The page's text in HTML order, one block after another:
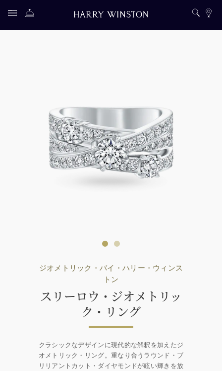
ジオメトリック・バイ・ハリー・ウィンス
トン
スリーロウ・ジオメトリッ
ク・リング
クラシックなデザインに現代的な解釈を加えたジ
オメトリック・リング。重なり合うラウンド・ブ
リリアントカット・ダイヤモンドが眩い輝きを放